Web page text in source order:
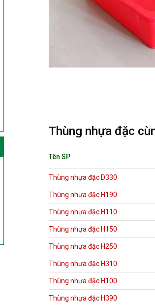
Thùng nhựa đặc
Tên SP
Thùng nhựa đặc D330
Thùng nhựa đặc H190
Thùng nhựa đặc H110
Thùng nhựa đặc H150
Thùng nhựa đặc H250
Thùng nhựa đặc H310
Thùng nhựa đặc H100
Thùng nhựa đặc H390